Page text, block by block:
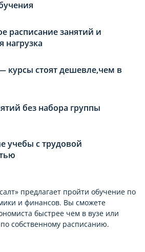
расписание занятий и
нагрузка
курсы стоят дешевле,чем в
без набора группы
учебы с трудовой
предлагает пройти обучение по
и финансов. Вы сможете
быстрее чем в вузе или
собственному расписанию.